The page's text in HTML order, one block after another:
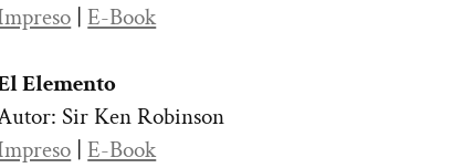
|E-Book
Elemento
Sir Ken Robinson
|E-Book